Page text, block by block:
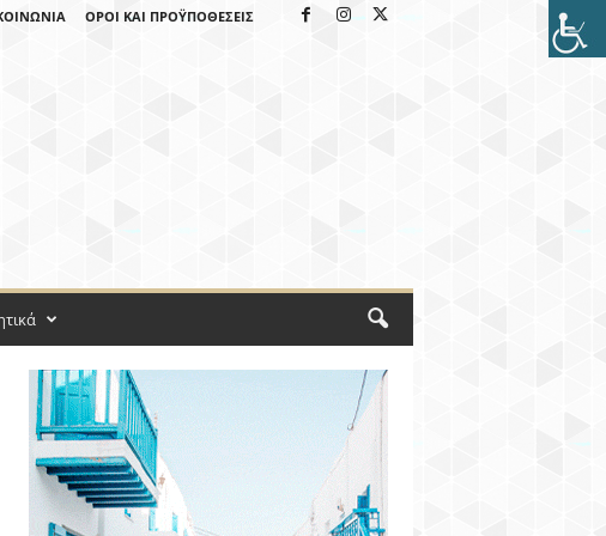
ΌΡΟΙ ΚΑΙ ΠΡΟΫΠΟΘΈΣΕΙΣ